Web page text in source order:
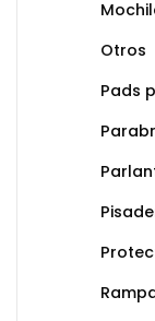
Otros
Pads